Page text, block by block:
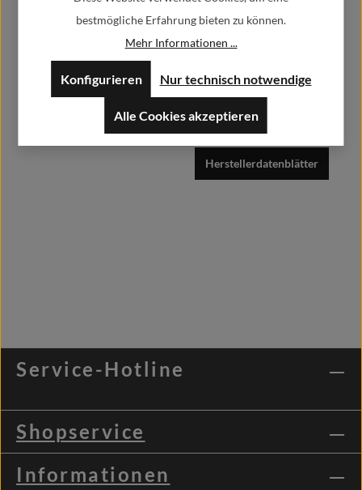
Alfa GmbH / Alfashirt
Weisweilerstr.20-22
info@alfashirt.de
Herstellerdatenblätter
Service-Hotline
Shopservice
Informationen
bestmögliche Erfahrung bieten zu können.
Mehr Informationen ...
Nur technisch notwendige
Konfigurieren
Alle Cookies akzeptieren